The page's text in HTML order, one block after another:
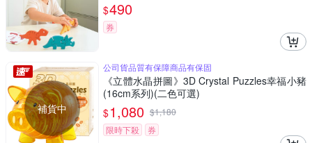
$490
券
補貨中
公司貨品質有保障商品有保固
《立體水晶拼圖》3D Crystal Puzzles幸福小豬
(16cm系列)(二色可選)
$1,080 $1,180
限時下殺
券